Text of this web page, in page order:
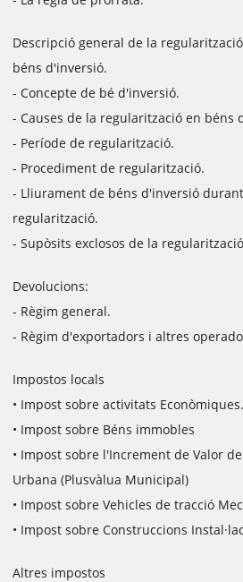
Descripció general de la
béns d'inversió.
- Concepte de bé d'inversió.
- Causes de la regularització en béns
- Període de regularització.
- Procediment de regularització.
- Lliurament de béns d'inversió
regularització.
- Supòsits exclosos de la
Devolucions:
- Règim general.
- Règim d'exportadors i altres
Impostos locals
• Impost sobre activitats Econòmiques.
• Impost sobre Béns immobles
• Impost sobre l'Increment de Valor
Urbana (Plusvàlua Municipal)
• Impost sobre Vehicles de tracció
• Impost sobre Construccions
Altres impostos